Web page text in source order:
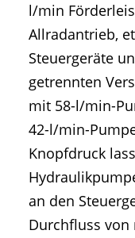
l/min
Allradantrieb,
Steuergeräte
getrennten
mit 58-l/min-
42-l/min-
Knopfdruck
an den
Durchfluss